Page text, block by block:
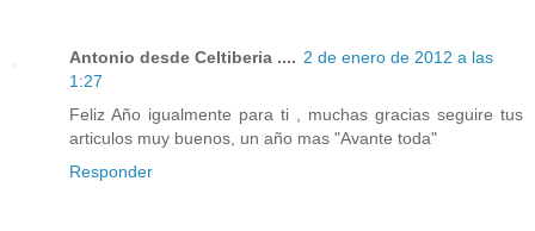
Antonio desde Celtiberia .... 2 de enero de 2012 a las
1:27
Feliz Año igualmente para ti , muchas gracias seguire tus
articulos muy buenos, un año mas "Avante toda"
Responder